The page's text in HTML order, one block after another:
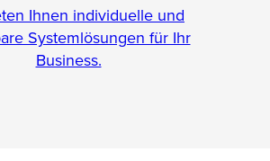
Ihnen individuelle und
Systemlösungen für Ihr
Business.